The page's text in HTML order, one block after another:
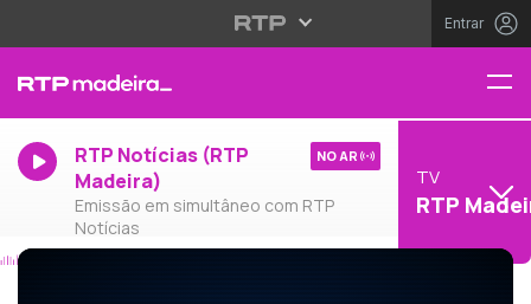
Entrar
RTP Notícias (RTP
Madeira)
Emissão em simultâneo com RTP
Notícias
NO AR
TV
RTP